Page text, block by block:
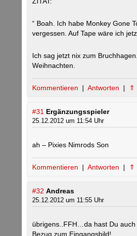
“ Boah. Ich habe Monkey Gone
vergessen. Auf Tape wäre ich
Ich sag jetzt nix zum
Weihnachten.
Kommentieren | Antworten | ⇑
#31 Ergänzungsspieler
25.12.2012 um 11:54 Uhr
ah – Pixies Nimrods Son
Kommentieren | Antworten | ⇑
#32 Andreas
25.12.2012 um 11:55 Uhr
übrigens..FFH…da hast Du auch
Bezug zum Eingangsbild!